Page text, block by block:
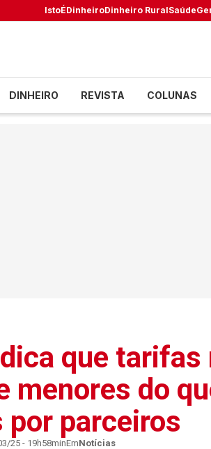
IstoÉDinheiroDinheiro RuralSaúde
DINHEIRO REVISTA COLUNAS
que tarifas
menores do
por parceiros
25 - 19h58minEmNotícias